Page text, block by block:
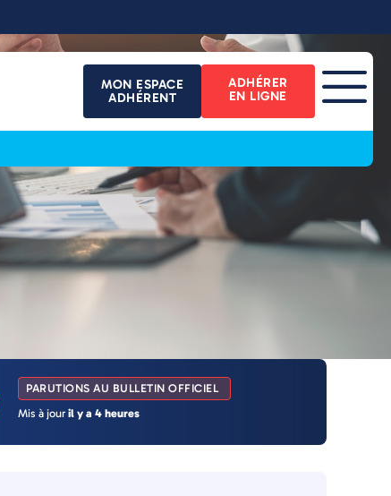
MON ESPACE
ADHÉRENT
ADHÉRER
EN LIGNE
PARUTIONS AU BULLETIN OFFICIEL
Mis à jouril y a 4 heures